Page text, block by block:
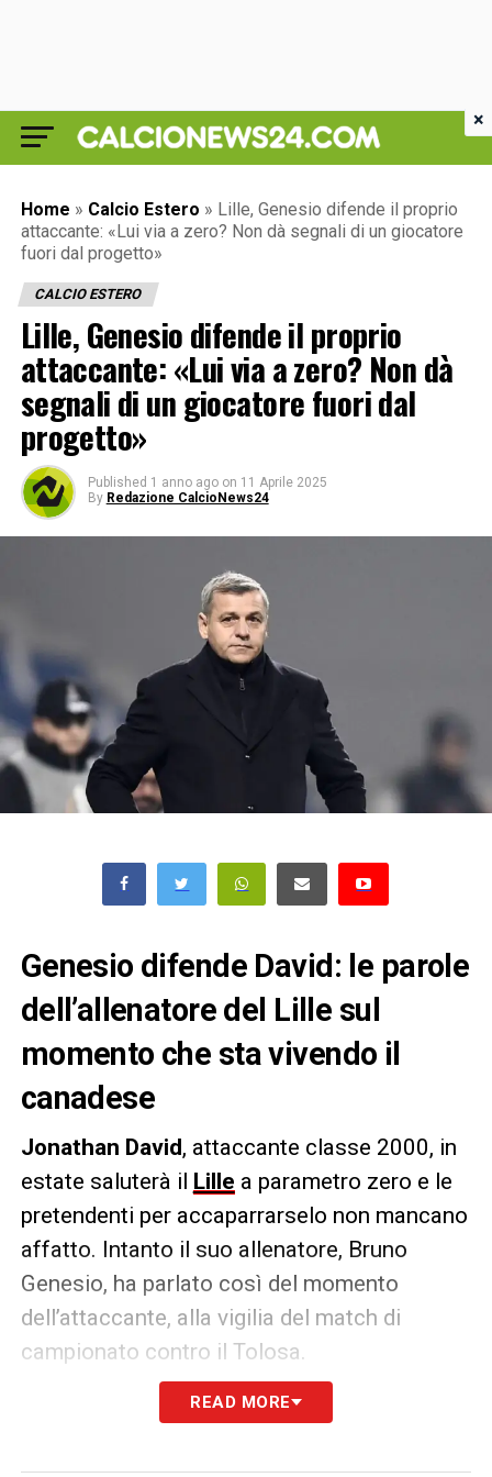
Home » Calcio Estero » Lille, Genesio difende il proprio
attaccante: «Lui via a zero? Non dà segnali di un giocatore
fuori dal progetto»
CALCIO ESTERO
Lille, Genesio difende il proprio
attaccante: «Lui via a zero? Non dà
segnali di un giocatore fuori dal
progetto»
Published 1 anno ago on 11 Aprile 2025
By Redazione CalcioNews24
Genesio difende David: le parole
dell’allenatore del Lille sul
momento che sta vivendo il
canadese
Jonathan David, attaccante classe 2000, in
estate saluterà il Lille a parametro zero e le
pretendenti per accaparrarselo non mancano
affatto. Intanto il suo allenatore, Bruno
Genesio, ha parlato così del momento
dell’attaccante, alla vigilia del match di
campionato contro il Tolosa.
Guardando le statistiche, i gol
READ MORE
×